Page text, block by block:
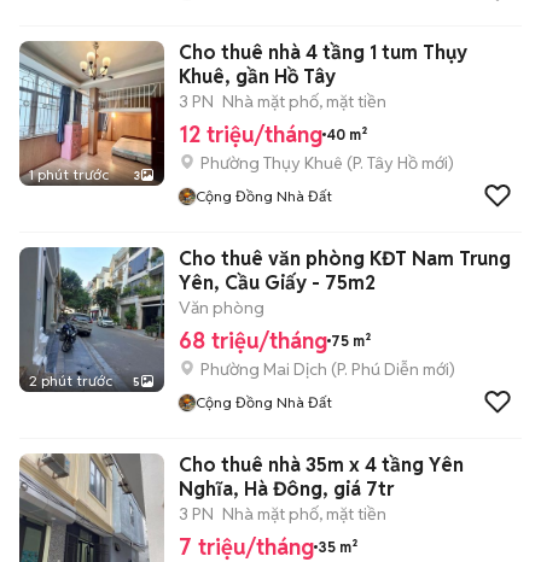
1 phút trước 3
Cho thuê nhà 4 tầng 1 tum Thụy
Khuê, gần Hồ Tây
3 PN Nhà mặt phố, mặt tiền
12 triệu/tháng 40 m²
Phường Thụy Khuê (P. Tây Hồ mới)
Cộng Đồng Nhà Đất
2 phút trước 5
Cho thuê văn phòng KĐT Nam Trung
Yên, Cầu Giấy - 75m2
Văn phòng
68 triệu/tháng 75 m²
Phường Mai Dịch (P. Phú Diễn mới)
Cộng Đồng Nhà Đất
Cho thuê nhà 35m x 4 tầng Yên
Nghĩa, Hà Đông, giá 7tr
3 PN Nhà mặt phố, mặt tiền
7 triệu/tháng 35 m²